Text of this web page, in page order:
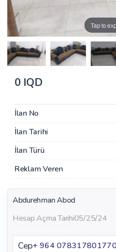
Tap to
0 IQD
İlan No
İlan Tarihi
İlan Türü
Reklam Veren
Abdurehman Abod
Hesap Açma Tarihi05/25/24
Cep+ 964